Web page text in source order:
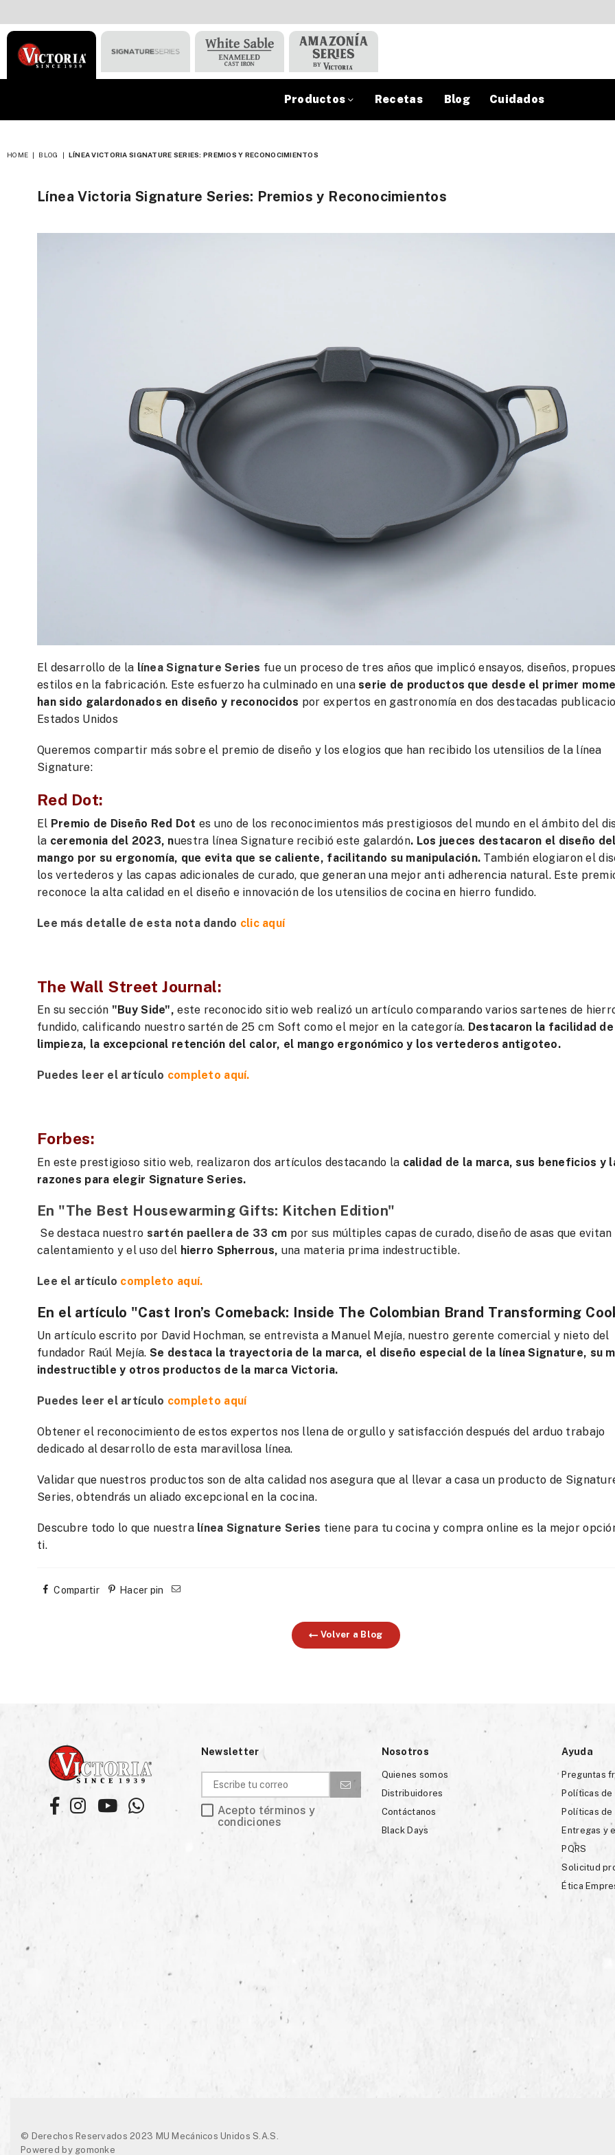
VICTORIA
Productos Recetas Blog Cuidados
HOME | BLOG | LÍNEA VICTORIA SIGNATURE SERIES: PREMIOS Y RECONOCIMIENTOS
Línea Victoria Signature Series: Premios y Reconocimientos
El desarrollo de la línea Signature Series fue un proceso de tres años que implicó ensayos, diseños,
estilos en la fabricación. Este esfuerzo ha culminado en unaserie de productos que desde el primer
han sido galardonados en diseño y reconocidos por expertos en gastronomía en dos destacadas
Estados Unidos
Queremos compartir más sobre el premio de diseño y los elogios que han recibido los utensilios de la línea
Signature:
Red Dot:
El Premio de Diseño Red Dot es uno de los reconocimientos más prestigiosos del mundo en el ámbito del
la ceremonia del 2023, nuestra línea Signature recibió este galardón. Los jueces destacaron el diseño
mango por su ergonomía, que evita que se caliente, facilitando su manipulación. También elogiaron el
los vertederos y las capas adicionales de curado, que generan una mejor anti adherencia natural. Este
reconoce la alta calidad en el diseño e innovación de los utensilios de cocina en hierro fundido.
Lee más detalle de esta nota dando clic aquí
The Wall Street Journal:
En su sección "Buy Side",este reconocido sitio web realizó un artículo comparando varios sartenes de
fundido, calificando nuestro sartén de 25 cm Soft como el mejor en la categoría. Destacaron la facilidad de
limpieza, la excepcional retención del calor, el mango ergonómico y los vertederos antigoteo.
Puedes leer el artículo completo aquí.
Forbes:
En este prestigioso sitio web, realizaron dos artículos destacando la calidad de la marca, sus beneficios y
razones para elegir Signature Series.
En "The Best Housewarming Gifts: Kitchen Edition"
Se destaca nuestro sartén paellera de 33 cm por sus múltiples capas de curado, diseño de asas que evitan
calentamiento y el uso del hierro Spherrous, una materia prima indestructible.
Lee el artículo completo aquí.
En el artículo "Cast Iron’s Comeback: Inside The Colombian Brand Transforming
Un artículo escrito por David Hochman, se entrevista a Manuel Mejía, nuestro gerente comercial y nieto del
fundador Raúl Mejía. Se destaca la trayectoria de la marca, el diseño especial de la línea Signature, su
indestructible y otros productos de la marca Victoria.
Puedes leer el artículo completo aquí
Obtener el reconocimiento de estos expertos nos llena de orgullo y satisfacción después del arduo trabajo
dedicado al desarrollo de esta maravillosa línea.
Validar que nuestros productos son de alta calidad nos asegura que al llevar a casa un producto de
Series, obtendrás un aliado excepcional en la cocina.
Descubre todo lo que nuestra línea Signature Series tiene para tu cocina y compra online es la mejor
ti.
Compartir Hacer pin
Volver a Blog
FacebookInstagramYouTubeWhatsapp
Newsletter
Acepto términos y
condiciones
Nosotros
Quienes somos
Distribuidores
Contáctanos
Black Days
Ayuda
Preguntas
Políticas
Políticas de
Entregas y
PQRS
Solicitud
Ética
© Derechos Reservados 2023 MU Mecánicos Unidos S.A.S.
Powered by gomonke